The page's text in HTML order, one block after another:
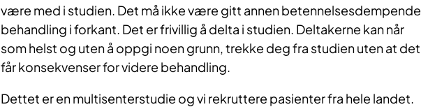
være med i studien. Det må ikke være gitt annen betennelsesdempende
behandling i forkant. Det er frivillig å delta i studien. Deltakerne kan når
som helst og uten å oppgi noen grunn, trekke deg fra studien uten at det
får konsekvenser for videre behandling.
Dettet er en multisenterstudie og vi rekruttere pasienter fra hele landet.